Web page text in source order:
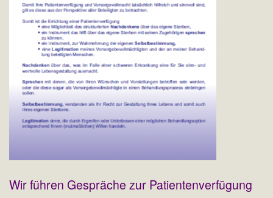
Wir führen Gespräche zur Patientenverfügung